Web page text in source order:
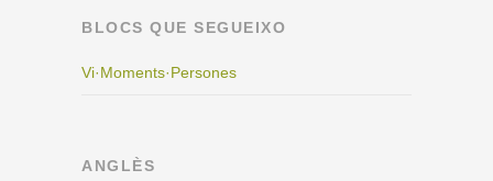
BLOCS QUE SEGUEIXO
Vi·Moments·Persones
ANGLÈS